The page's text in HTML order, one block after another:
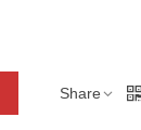
Share